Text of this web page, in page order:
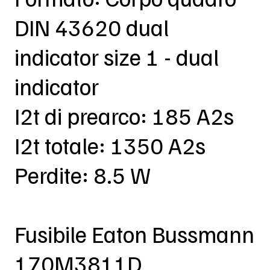
DIN 43620 dual
indicator size 1 - dual
indicator
I2t di prearco: 185 A2s
I2t totale: 1350 A2s
Perdite: 8.5 W
Fusibile Eaton Bussmann
170M3811D